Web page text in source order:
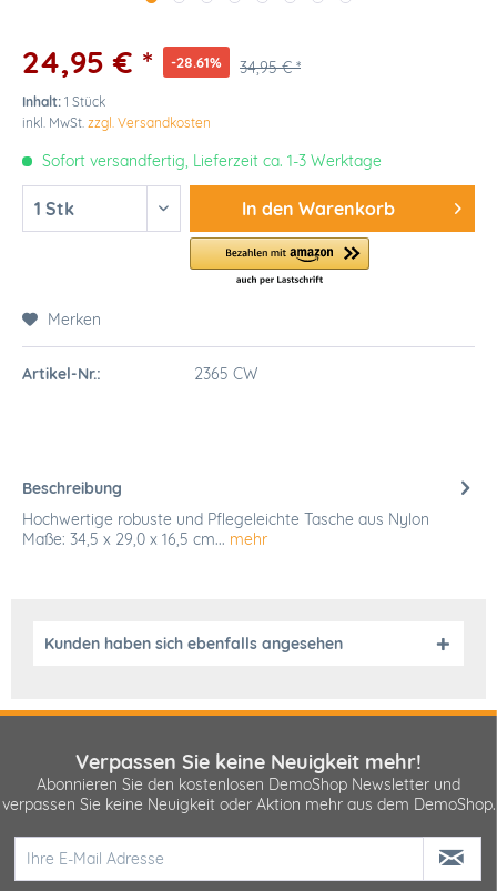
24,95 € * -28.61% 34,95 € *
Inhalt: 1 Stück
inkl. MwSt. zzgl. Versandkosten
Sofort versandfertig, Lieferzeit ca. 1-3 Werktage
In den Warenkorb
Merken
Artikel-Nr.: 2365 CW
Beschreibung
Hochwertige robuste und Pflegeleichte Tasche aus Nylon
Maße: 34,5 x 29,0 x 16,5 cm... mehr
Kunden haben sich ebenfalls angesehen
Verpassen Sie keine Neuigkeit mehr!
Abonnieren Sie den kostenlosen DemoShop Newsletter und
verpassen Sie keine Neuigkeit oder Aktion mehr aus dem DemoShop.